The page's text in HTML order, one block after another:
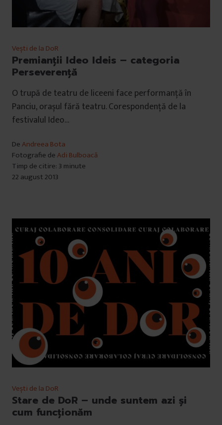
Vești de la DoR
Premianţii Ideo Ideis – categoria
Perseverenţă
O trupă de teatru de liceeni face performanță în
Panciu, orașul fără teatru. Corespondență de la
festivalul Ideo…
DeAndreea Bota
Fotografie deAdi Bulboacă
Timp de citire: 3 minute
22 august 2013
Vești de la DoR
Stare de DoR – unde suntem azi și
cum funcționăm